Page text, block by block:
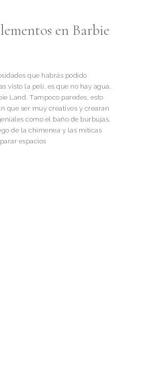
en Barbie
que habrás podido
visto la peli, es que no hay agua,
Land. Tampoco paredes, esto
que ser muy creativos y crearan
como el baño de burbujas,
de la chimenea y las míticas
espacios